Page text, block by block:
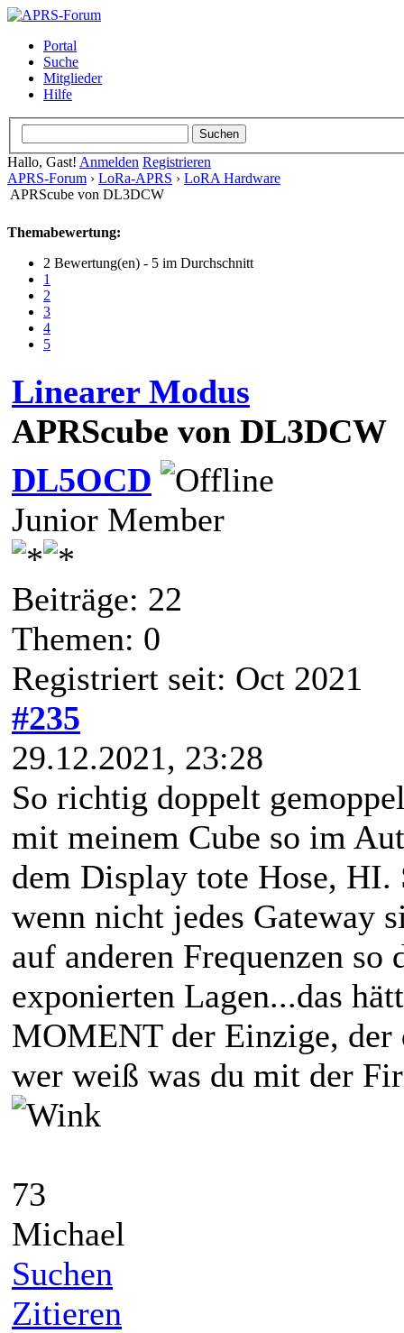
Portal
Suche
Mitglieder
Hilfe
Hallo, Gast! Anmelden Registrieren
APRS-Forum › LoRa-APRS › LoRA Hardware
APRScube von DL3DCW
Themabewertung:
2 Bewertung(en) - 5 im Durchschnitt
1
2
3
4
5
Linearer Modus
APRScube von DL3DCW
DL5OCD
Junior Member
Beiträge: 22
Themen: 0
Registriert seit: Oct 2021
#235
29.12.2021, 23:28
So richtig doppelt
mit meinem Cube so im
dem Display tote Hose, HI.
wenn nicht jedes Gateway
auf anderen Frequenzen
exponierten Lagen...das
MOMENT der Einzige,
wer weiß was du mit der
73
Michael
Suchen
Zitieren